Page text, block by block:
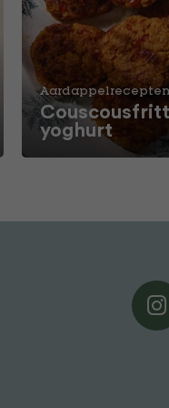
Aardappelrecepten
yoghurt